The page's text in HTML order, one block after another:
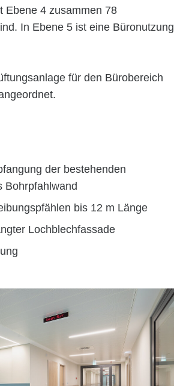
Ebene 4 zusammen 78
In Ebene 5 ist eine Büronutzung
für den Bürobereich
der bestehenden
Bohrpfahlwand
bis 12 m Länge
Lochblechfassade